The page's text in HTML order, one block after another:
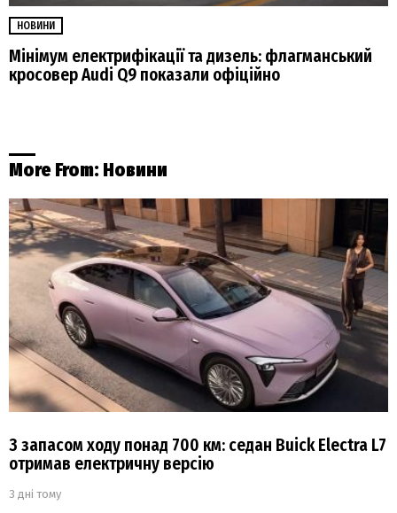
НОВИНИ
Мінімум електрифікації та дизель: флагманський
кросовер Audi Q9 показали офіційно
More From: Новини
З запасом ходу понад 700 км: седан Buick Electra L7
отримав електричну версію
3 дні тому